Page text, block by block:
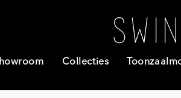
Collecties